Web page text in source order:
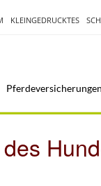
KLEINGEDRUCKTES
Pferdeversicherungen